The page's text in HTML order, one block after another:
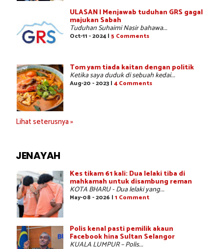
ULASAN | Menjawab tuduhan GRS gagal
majukan Sabah
Tuduhan Suhaimi Nasir bahawa...
Oct-11 - 2024 | 5 Comments
Tom yam tiada kaitan dengan politik
Ketika saya duduk di sebuah kedai...
Aug-20 - 2023 | 4 Comments
Lihat seterusnya »
JENAYAH
Kes tikam 61 kali: Dua lelaki tiba di
mahkamah untuk disambung reman
KOTA BHARU - Dua lelaki yang...
May-08 - 2026 | 1 Comment
Polis kenal pasti pemilik akaun
Facebook hina Sultan Selangor
KUALA LUMPUR – Polis...